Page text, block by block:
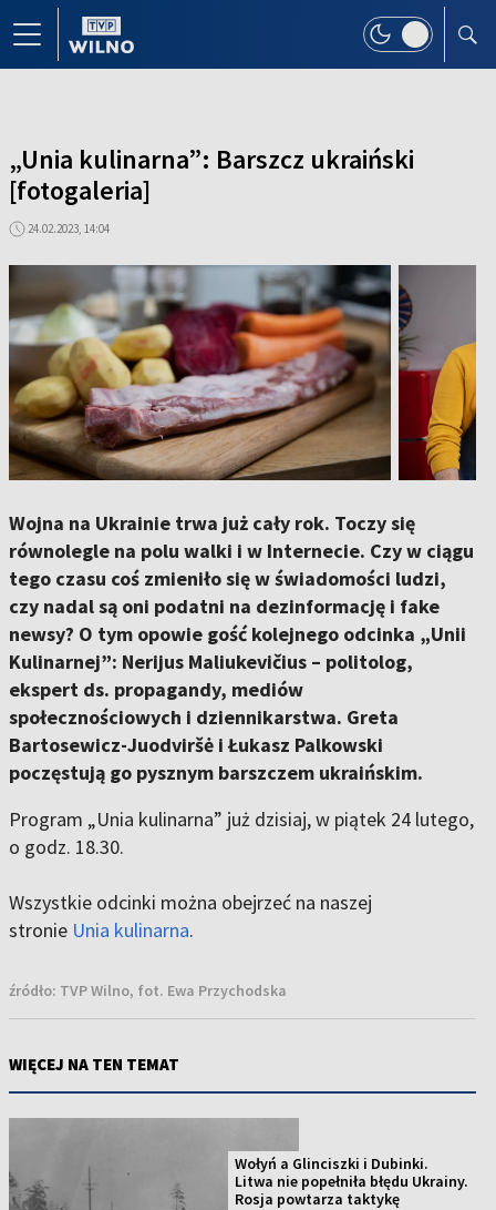
„Unia kulinarna”: Barszcz ukraiński
[fotogaleria]
24.02.2023, 14:04
Wojna na Ukrainie trwa już cały rok. Toczy się
równolegle na polu walki i w Internecie. Czy w ciągu
tego czasu coś zmieniło się w świadomości ludzi,
czy nadal są oni podatni na dezinformację i fake
newsy? O tym opowie gość kolejnego odcinka „Unii
Kulinarnej”: Nerijus Maliukevičius – politolog,
ekspert ds. propagandy, mediów
społecznościowych i dziennikarstwa. Greta
Bartosewicz-Juodviršė i Łukasz Palkowski
poczęstują go pysznym barszczem ukraińskim.
Program „Unia kulinarna” już dzisiaj, w piątek 24 lutego,
o godz. 18.30.
Wszystkie odcinki można obejrzeć na naszej
stronie Unia kulinarna.
źródło: TVP Wilno, fot. Ewa Przychodska
WIĘCEJ NA TEN TEMAT
Wołyń a Glinciszki i Dubinki.
Litwa nie popełniła błędu Ukrainy.
Rosja powtarza taktykę